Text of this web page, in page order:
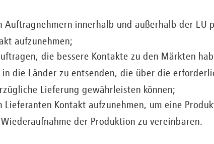
Auftragnehmern innerhalb und außerhalb der EU
aufzunehmen;
die bessere Kontakte zu den Märkten
die Länder zu entsenden, die über die
Lieferung gewährleisten können;
Lieferanten Kontakt aufzunehmen, um eine
der Produktion zu vereinbaren.